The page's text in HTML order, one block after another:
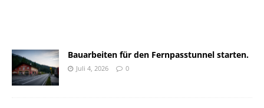
Bauarbeiten für den Fernpasstunnel starten.
Juli 4, 2026 0